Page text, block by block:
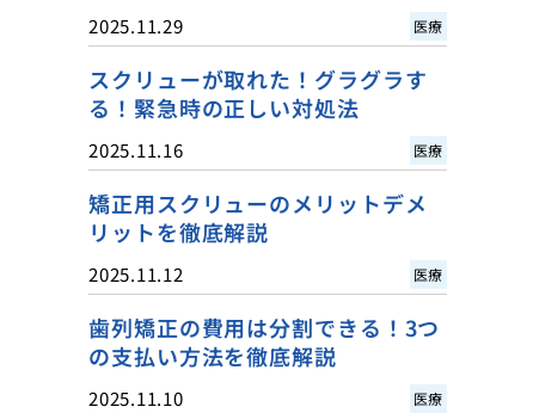
2025.11.29 医療
スクリューが取れた！グラグラす
る！緊急時の正しい対処法
2025.11.16 医療
矯正用スクリューのメリットデメ
リットを徹底解説
2025.11.12 医療
歯列矯正の費用は分割できる！3つ
の支払い方法を徹底解説
2025.11.10 医療